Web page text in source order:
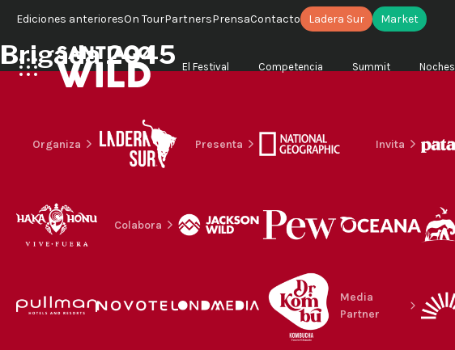
Ediciones anterioresOn TourPartnersPrensaContacto Ladera Sur Market
El Festival Competencia Summit Noches
Brigada 2045
Organiza Presenta Invita
Colabora
Media
Partner